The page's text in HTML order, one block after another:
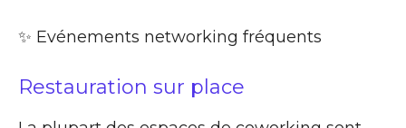
✨​ Evénements networking fréquents
Restauration sur place